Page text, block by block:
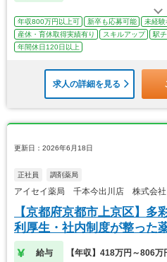
年収800万円以上可 新卒も応募可能 未経験
産休・育休取得実績有り
スキルアップ 駅
年間休日120日以上
求人の詳細を見る
更新日：2026年6月18日
正社員 調剤薬局
アイセイ薬局 千本今出川店 株式会社
【京都府京都市上京区】多
利厚生・社内制度が整った
給与 【年収】418万円～806万